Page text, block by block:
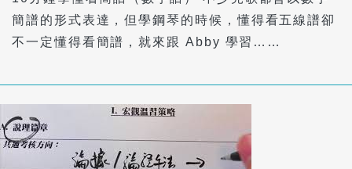
簡譜的形式表達，但學鋼琴的時候，懂得看五線譜卻
不一定懂得看簡譜，就來跟 Abby 學習……